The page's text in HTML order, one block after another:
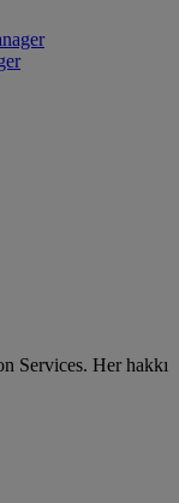
Services. Her hakkı